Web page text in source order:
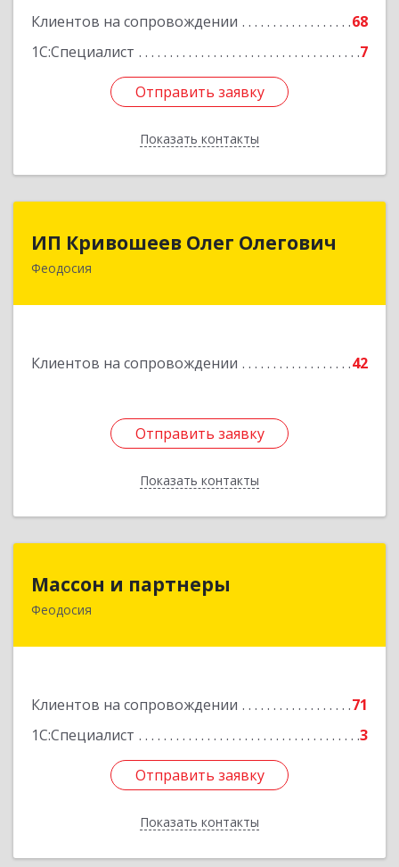
Клиентов на сопровождении
68
1С:Специалист
7
Отправить заявку
Показать контакты
Подробнее
Отправить заявку
Назад
ИП Кривошеев Олег Олегович
Феодосия
Клиентов на сопровождении 42
Отправить заявку
Показать контакты
Отправить заявку
Назад
Массон и партнеры
Феодосия
Клиентов на сопровождении
71
1С:Специалист
3
Отправить заявку
Показать контакты
298112, Крым Респ, Феодосия г, Крымская ул,
Отправить заявку
Назад